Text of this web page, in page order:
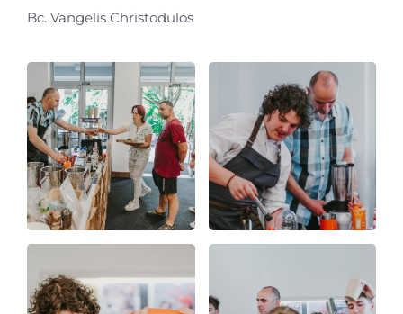
Studium
Projekty
Foto
Video a audio
Virtuální prohlídka
Bc. Vangelis Christodulos